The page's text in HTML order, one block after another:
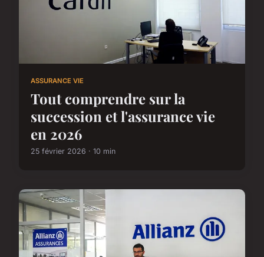
ASSURANCE VIE
Tout comprendre sur la
succession et l'assurance vie
en 2026
25 février 2026 · 10 min